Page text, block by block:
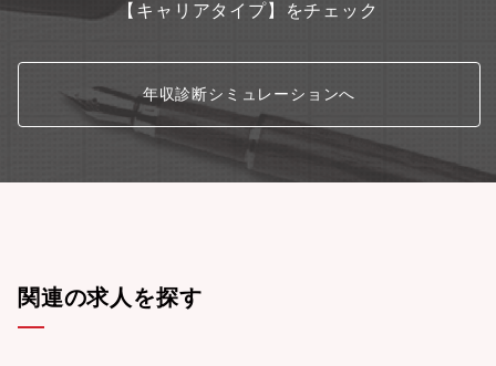
【キャリアタイプ】をチェック
年収診断シミュレーションへ
関連の求人を探す